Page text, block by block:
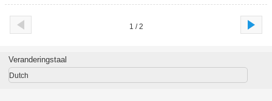
1 / 2
Veranderingstaal
Dutch